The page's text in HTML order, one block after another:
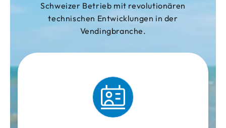
Schweizer Betrieb mit revolutionären
technischen Entwicklungen in der
Vendingbranche.